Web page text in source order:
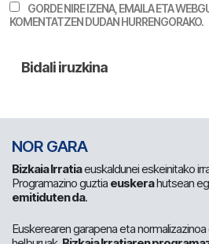
GORDE NIRE IZENA, EMAILA ETA
KOMENTATZEN DUDAN HURRENGORAKO.
NOR GARA
Bizkaia Irratiaeuskaldunei eskeinitako
Programazino guztia euskerahutsean
emitiduten da.
Euskerearen garapena eta